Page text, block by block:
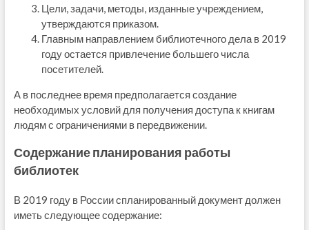
Цели, задачи, методы, изданные учреждением,
утверждаются приказом.
Главным направлением библиотечного дела в 2019
году остается привлечение большего числа
посетителей.
А в последнее время предполагается создание
необходимых условий для получения доступа к книгам
людям с ограничениями в передвижении.
Содержание планирования работы
библиотек
В 2019 году в России спланированный документ должен
иметь следующее содержание: